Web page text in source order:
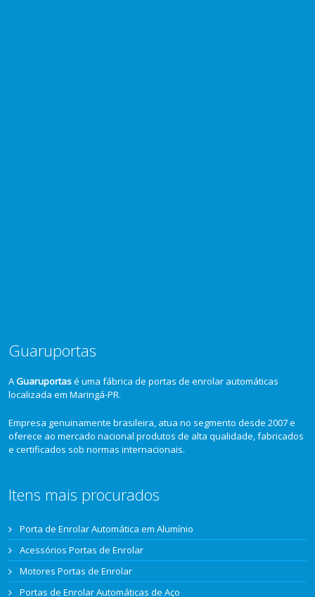
Guaruportas
AGuaruportasé uma fábrica de portas de enrolar automáticas
localizada em Maringá-PR.
Empresa genuinamente brasileira, atua no segmento desde 2007 e
oferece ao mercado nacional produtos de alta qualidade, fabricados
e certificados sob normas internacionais.
Itens mais procurados
Porta de Enrolar Automática em Alumínio
Acessórios Portas de Enrolar
Motores Portas de Enrolar
Portas de Enrolar Automáticas de Aço